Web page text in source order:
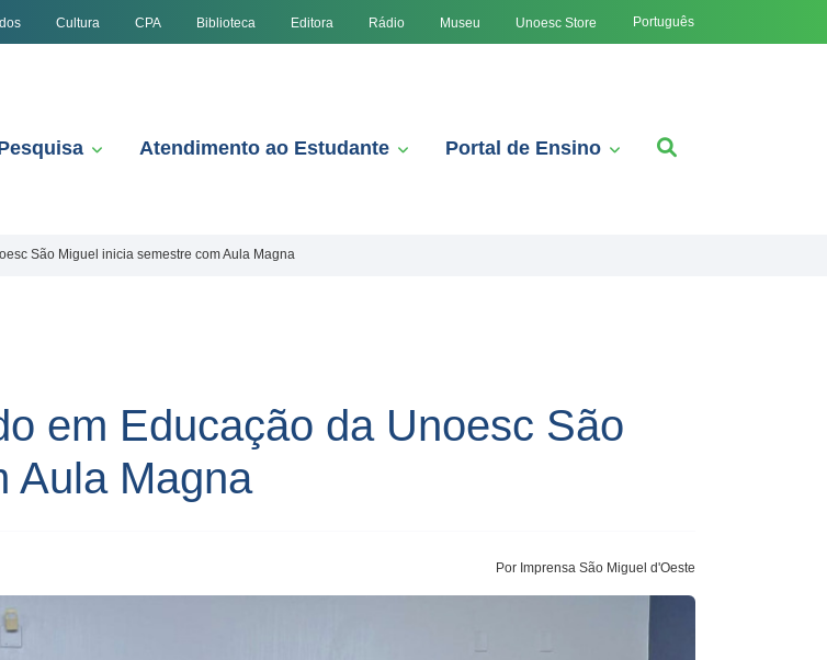
Cultura CPA Biblioteca Editora Rádio Museu Unoesc Store Português
Atendimento ao Estudante Portal de Ensino
São Miguel inicia semestre com Aula Magna
em Educação da Unoesc São
Aula Magna
Por Imprensa São Miguel d'Oeste